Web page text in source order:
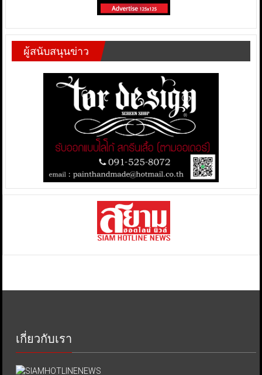
ผู้สนับสนุนข่าว
เกี่ยวกับเรา